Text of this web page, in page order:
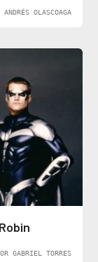
ANDRÉS OLASCOAGA
GABRIEL TORRES